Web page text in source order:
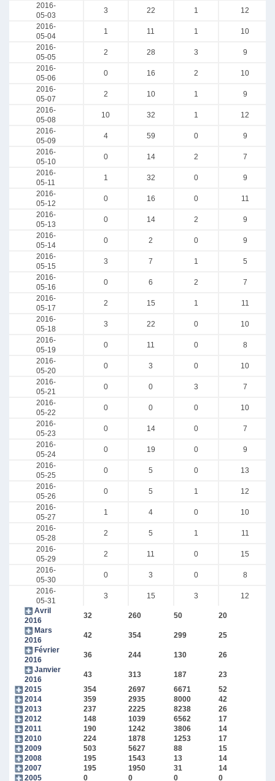
2016-
05-03
3 22 1
12
2016-
05-04
1 11 1
10
2016-
05-05
2 28 3
9
2016-
05-06
0 16 2
10
2016-
05-07
2 10 1
9
2016-
05-08
10 32 1
12
2016-
05-09
4 59 0
9
2016-
05-10
0 14 2
7
2016-
05-11
1 32 0
9
2016-
05-12
0 16 0
11
2016-
05-13
0 14 2
9
2016-
05-14
0 2 0
9
2016-
05-15
3 7 1
5
2016-
05-16
0 6 2
7
2016-
05-17
2 15 1
11
2016-
05-18
3 22 0
10
2016-
05-19
0 11 0
8
2016-
05-20
0 3 0
10
2016-
05-21
0 0 3
7
2016-
05-22
0 0 0
10
2016-
05-23
0 14 0
7
2016-
05-24
0 19 0
9
2016-
05-25
0 5 0
13
2016-
05-26
0 5 1
12
2016-
05-27
1 4 0
10
2016-
05-28
2 5 1
11
2016-
05-29
2 11 0
15
2016-
05-30
0 3 0
8
2016-
05-31
3 15 3
12
Avril
2016
32 260 50 20
Mars
2016
42 354 299 25
Février
2016
36 244 130 26
Janvier
2016
43 313 187 23
2015
354 2697 6671 52
2014
359 2935 8000 42
2013
237 2225 8238 26
2012
148 1039 6562 17
2011
190 1242 3806 14
2010
224 1878 1253 17
2009
503 5627 88 15
2008
195 1543 13 14
2007
195 1950 31 14
2005
0 0 0 0